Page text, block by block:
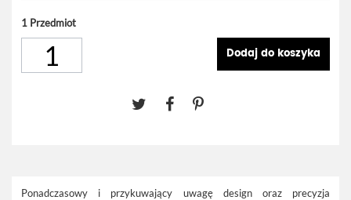
1 Przedmiot
Dodaj do koszyka
Ponadczasowy i przykuwający uwagę design oraz precyzja